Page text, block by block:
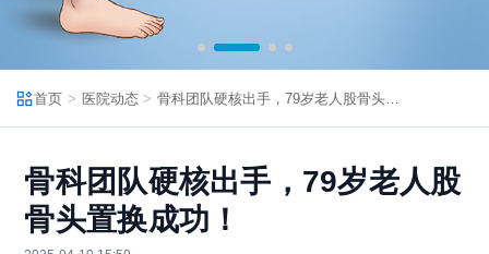
首页 医院动态
骨科团队硬核出手，79岁老人股
骨头置换成功！